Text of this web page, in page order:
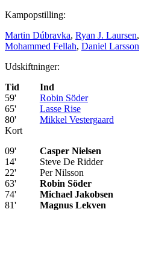
Kampopstilling:
Martin Dúbravka, Ryan J. Laursen,
Mohammed Fellah, Daniel Larsson
Udskiftninger:
Tid
Ind
59'
Robin Söder
65'
Lasse Rise
80'
Mikkel Vestergaard
Kort
09'
Casper Nielsen
14'
Steve De Ridder
22'
Per Nilsson
63'
Robin Söder
74'
Michael Jakobsen
81'
Magnus Lekven